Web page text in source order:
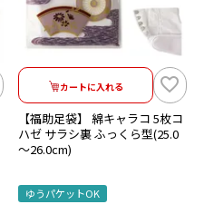
カートに入れる
【福助足袋】 綿キャラコ 5枚コ
ハゼ サラシ裏 ふっくら型(25.0
～26.0cm)
ゆうパケットOK